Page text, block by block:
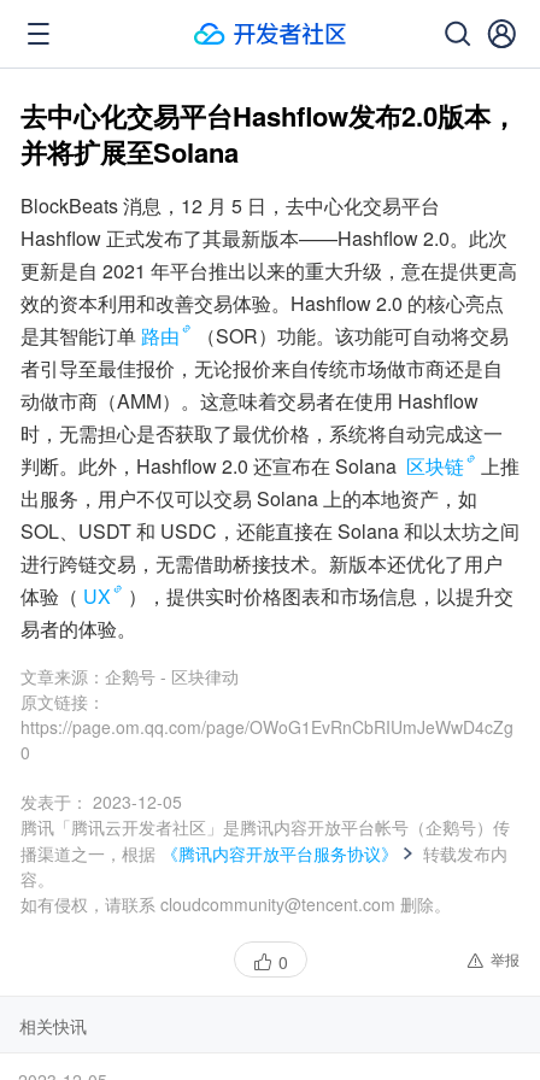
去中心化交易平台Hashflow发布2.0版本，
并将扩展至Solana
BlockBeats 消息，12 月 5 日，去中心化交易平台
Hashflow 正式发布了其最新版本——Hashflow 2.0。此次
更新是自 2021 年平台推出以来的重大升级，意在提供更高
效的资本利用和改善交易体验。Hashflow 2.0 的核心亮点
是其智能订单 路由
（SOR）功能。该功能可自动将交易
者引导至最佳报价，无论报价来自传统市场做市商还是自
动做市商（AMM）。这意味着交易者在使用 Hashflow
时，无需担心是否获取了最优价格，系统将自动完成这一
判断。此外，Hashflow 2.0 还宣布在 Solana 区块链
上推
出服务，用户不仅可以交易 Solana 上的本地资产，如
SOL、USDT 和 USDC，还能直接在 Solana 和以太坊之间
进行跨链交易，无需借助桥接技术。新版本还优化了用户
体验（ UX
），提供实时价格图表和市场信息，以提升交
易者的体验。
文章来源： 企鹅号 - 区块律动
原文链接：
https://page.om.qq.com/page/OWoG1EvRnCbRIUmJeWwD4cZg
0
发表于： 2023-12-05
腾讯「腾讯云开发者社区」是腾讯内容开放平台帐号（企鹅号）传
播渠道之一，根据
《腾讯内容开放平台服务协议》
转载发布内
容。
如有侵权，请联系 cloudcommunity@tencent.com 删除。
0 举报
相关快讯